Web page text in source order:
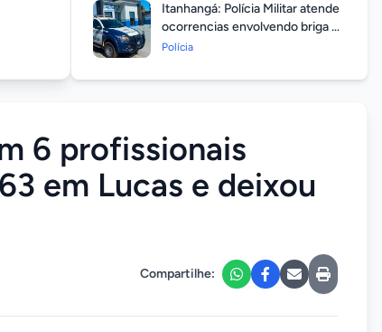
Itanhangá: Polícia Militar atende
ocorrencias envolvendo briga de
casais durante feriado
Polícia
6 profissionais
em Lucas e deixou
Compartilhe: